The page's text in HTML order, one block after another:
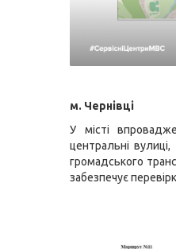
м. Чернівці
У місті
центральні
громадського
забезпечує